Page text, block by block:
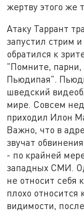
жертву этого же
Атаку Таррант
запустил стрим
обратился к
"Помните,
Пьюдипая".
шведский
мире. Совсем
приходил Илон
Важно, что в
звучат
- по крайней
западных СМИ.
не относит себя
плохо относится
видимости,